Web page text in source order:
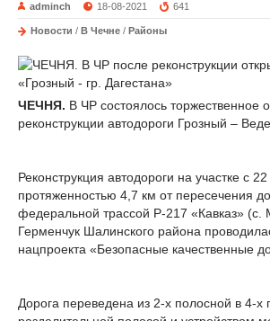
adminch 18-08-2021 641
Новости / В Чечне / Районы
ЧЕЧНЯ. В ЧР состоялось торжественное
реконструкции автодороги Грозный –
Реконструкция автодороги на участке с
протяженностью 4,7 км от пересечения
федеральной трассой Р-217 «Кавказ» (с.
Герменчук Шалинского района
нацпроекта «Безопасные качественные
Дорога переведена из 2-х полосной в 4-х